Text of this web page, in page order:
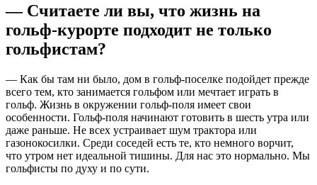
— Считаете ли вы, что жизнь на
гольф-курорте подходит не только
гольфистам?
— Как бы там ни было, дом в гольф-поселке подойдет прежде
всего тем, кто занимается гольфом или мечтает играть в
гольф. Жизнь в окружении гольф-поля имеет свои
особенности. Гольф-поля начинают готовить в шесть утра или
даже раньше. Не всех устраивает шум трактора или
газонокосилки. Среди соседей есть те, кто немного ворчит,
что утром нет идеальной тишины. Для нас это нормально. Мы
гольфисты по духу и по сути.